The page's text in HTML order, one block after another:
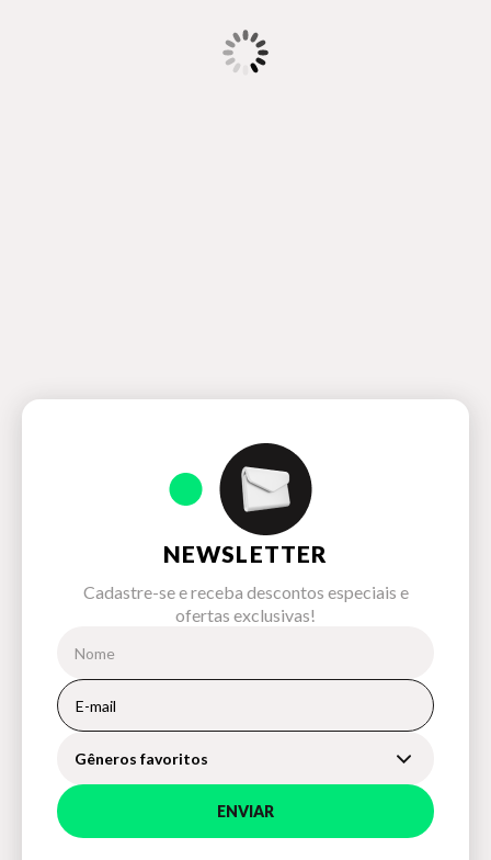
NEWSLETTER
Cadastre-se e receba descontos especiais e
ofertas exclusivas!
Gêneros favoritos
ENVIAR